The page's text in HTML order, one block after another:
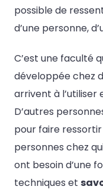
possible de
d’une personne,
C’est une faculté
développée chez
arrivent à l’utiliser
D’autres
pour faire ressortir
personnes chez
ont besoin d’une
techniques et